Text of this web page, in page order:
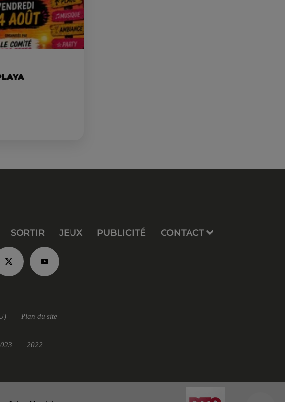
SORTIR JEUX PUBLICITÉ CONTACT
Plan du site
2022